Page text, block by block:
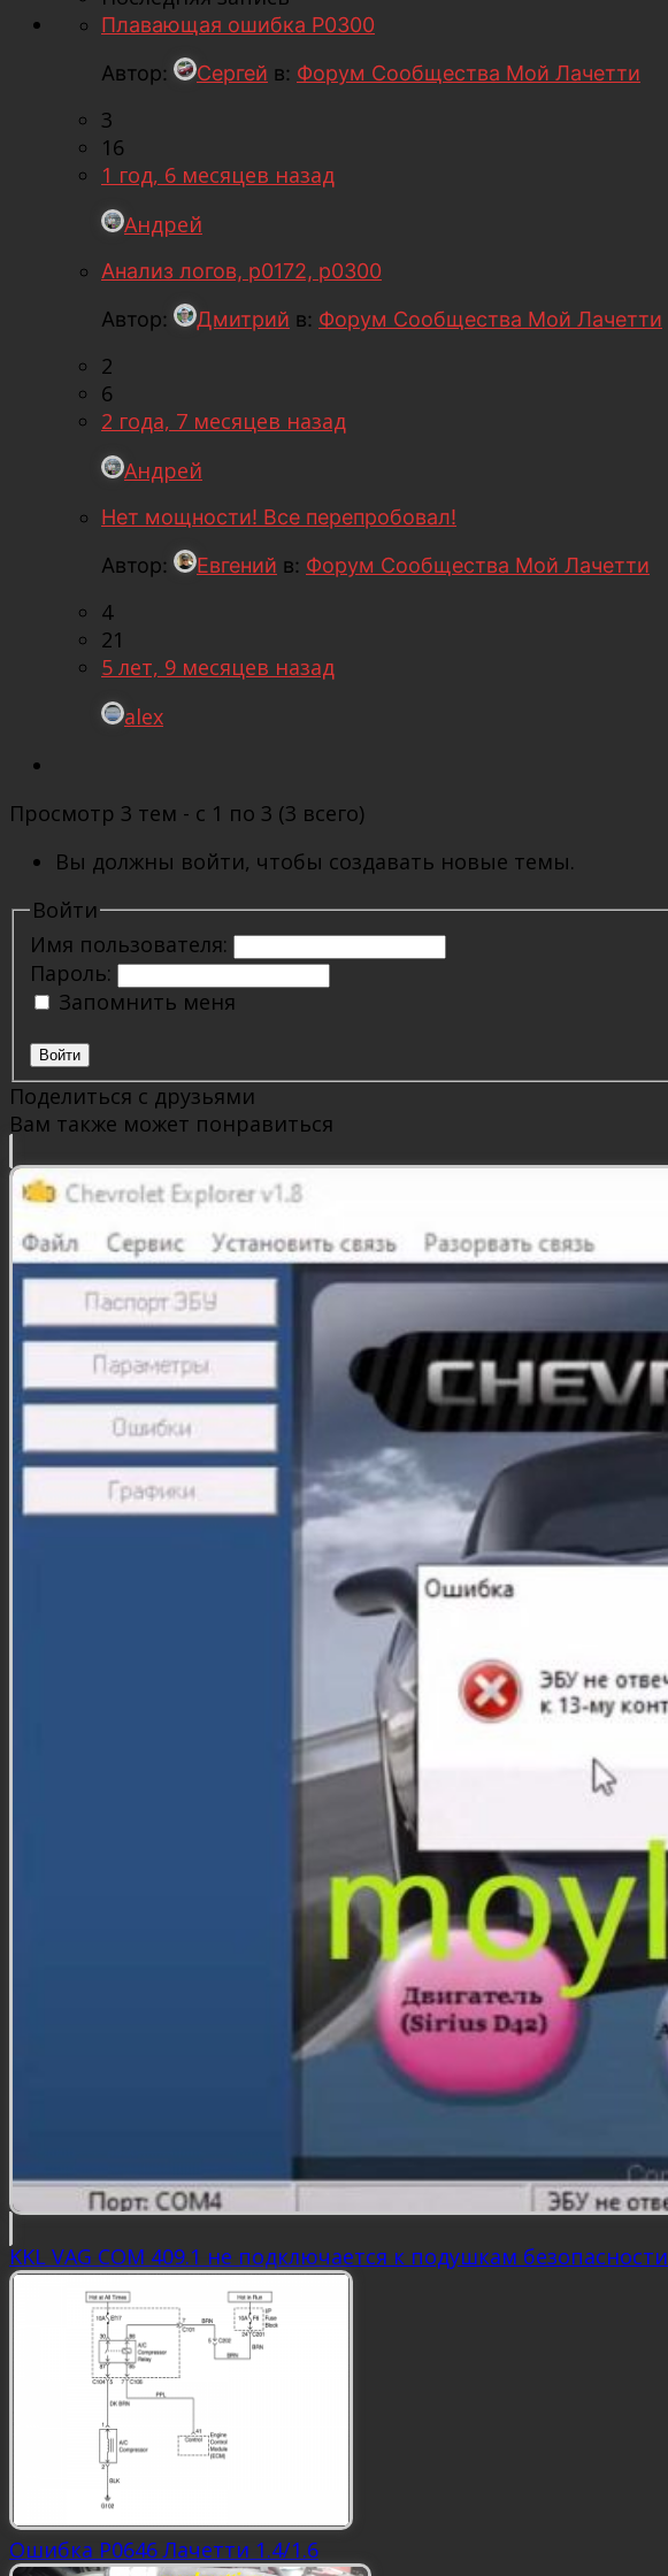
Плавающая ошибка Р0300
Автор:
Сергей в: Форум Сообщества Мой Лачетти
3
16
1 год, 6 месяцев назад
Андрей
Анализ логов, p0172, p0300
Автор:
Дмитрий в: Форум Сообщества Мой Лачетти
2
6
2 года, 7 месяцев назад
Андрей
Нет мощности! Все перепробовал!
Автор:
Евгений в: Форум Сообщества Мой Лачетти
4
21
5 лет, 9 месяцев назад
alex
Просмотр 3 тем - с 1 по 3 (3 всего)
Вы должны войти, чтобы создавать новые темы.
Войти
Имя пользователя:
Пароль:
Запомнить меня
Войти
Поделиться с друзьями
Вам также может понравиться
KKL VAG COM 409.1 не подключается к подушкам безопасности
Ошибка P0646 Лачетти 1.4/1.6